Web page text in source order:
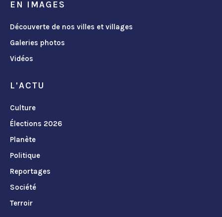
EN IMAGES
Découverte de nos villes et villages
Galeries photos
Vidéos
L'ACTU
Culture
Élections 2026
Planète
Politique
Reportages
Société
Terroir